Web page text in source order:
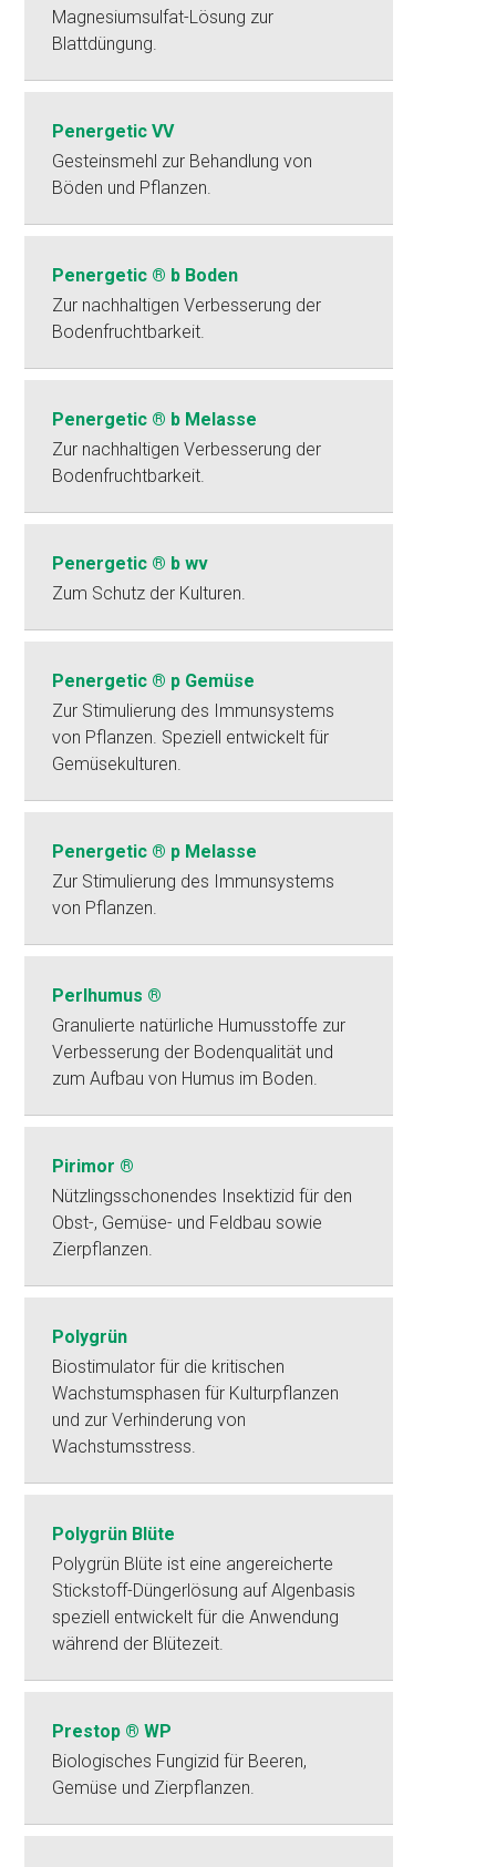
Magnesiumsulfat-Lösung zur
Blattdüngung.
Penergetic VV
Gesteinsmehl zur Behandlung von
Böden und Pflanzen.
Penergetic ® b Boden
Zur nachhaltigen Verbesserung der
Bodenfruchtbarkeit.
Penergetic ® b Melasse
Zur nachhaltigen Verbesserung der
Bodenfruchtbarkeit.
Penergetic ® b wv
Zum Schutz der Kulturen.
Penergetic ® p Gemüse
Zur Stimulierung des Immunsystems
von Pflanzen. Speziell entwickelt für
Gemüsekulturen.
Penergetic ® p Melasse
Zur Stimulierung des Immunsystems
von Pflanzen.
Perlhumus ®
Granulierte natürliche Humusstoffe zur
Verbesserung der Bodenqualität und
zum Aufbau von Humus im Boden.
Pirimor ®
Nützlingsschonendes Insektizid für den
Obst-, Gemüse- und Feldbau sowie
Zierpflanzen.
Polygrün
Biostimulator für die kritischen
Wachstumsphasen für Kulturpflanzen
und zur Verhinderung von
Wachstumsstress.
Polygrün Blüte
Polygrün Blüte ist eine angereicherte
Stickstoff-Düngerlösung auf Algenbasis
speziell entwickelt für die Anwendung
während der Blütezeit.
Prestop ® WP
Biologisches Fungizid für Beeren,
Gemüse und Zierpflanzen.